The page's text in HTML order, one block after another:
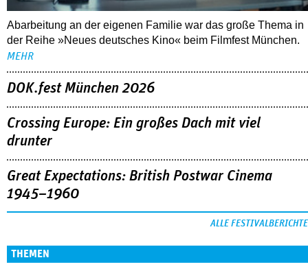
Abarbeitung an der eigenen Familie war das große Thema in
der Reihe »Neues deutsches Kino« beim Filmfest München.
MEHR
DOK.fest München 2026
Crossing Europe: Ein großes Dach mit viel
drunter
Great Expectations: British Postwar Cinema
1945–1960
ALLE FESTIVALBERICHTE
THEMEN